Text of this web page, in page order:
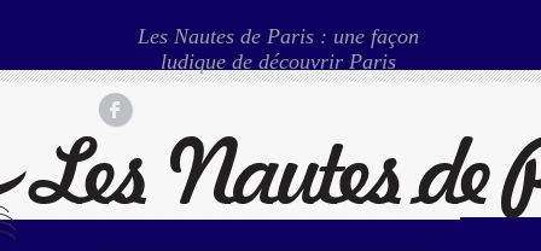
Les Nautes de Paris : une façon
ludique de découvrir Paris